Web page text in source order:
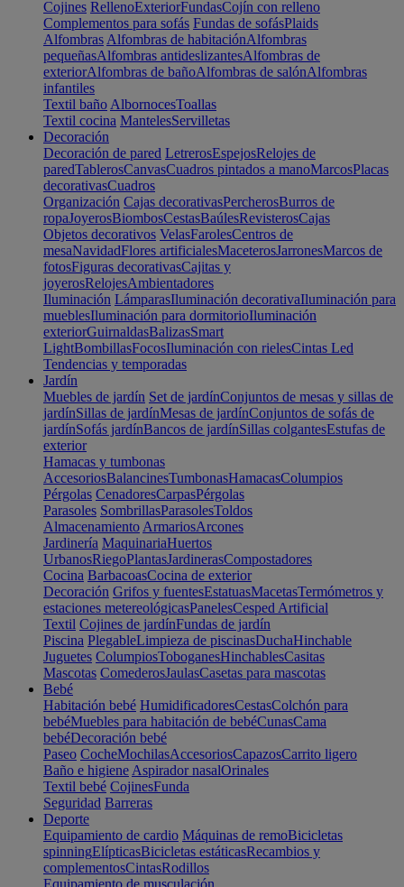
Cojines RellenoExteriorFundasCojín con relleno
Complementos para sofás Fundas de sofásPlaids
Alfombras Alfombras de habitaciónAlfombras
pequeñasAlfombras antideslizantesAlfombras de
exteriorAlfombras de bañoAlfombras de salónAlfombras
infantiles
Textil baño AlbornocesToallas
Textil cocina MantelesServilletas
Decoración
Decoración de pared LetrerosEspejosRelojes de
paredTablerosCanvasCuadros pintados a manoMarcosPlacas
decorativasCuadros
Organización Cajas decorativasPercherosBurros de
ropaJoyerosBiombosCestasBaúlesRevisterosCajas
Objetos decorativos VelasFarolesCentros de
mesaNavidadFlores artificialesMaceterosJarronesMarcos de
fotosFiguras decorativasCajitas y
joyerosRelojesAmbientadores
Iluminación LámparasIluminación decorativaIluminación para
mueblesIluminación para dormitorioIluminación
exteriorGuirnaldasBalizasSmart
LightBombillasFocosIluminación con rielesCintas Led
Tendencias y temporadas
Jardín
Muebles de jardín Set de jardínConjuntos de mesas y sillas de
jardínSillas de jardínMesas de jardínConjuntos de sofás de
jardínSofás jardínBancos de jardínSillas colgantesEstufas de
exterior
Hamacas y tumbonas
AccesoriosBalancinesTumbonasHamacasColumpios
Pérgolas CenadoresCarpasPérgolas
Parasoles SombrillasParasolesToldos
Almacenamiento ArmariosArcones
Jardinería MaquinariaHuertos
UrbanosRiegoPlantasJardinerasCompostadores
Cocina BarbacoasCocina de exterior
Decoración Grifos y fuentesEstatuasMacetasTermómetros y
estaciones metereológicasPanelesCesped Artificial
Textil Cojines de jardínFundas de jardín
Piscina PlegableLimpieza de piscinasDuchaHinchable
Juguetes ColumpiosToboganesHinchablesCasitas
Mascotas ComederosJaulasCasetas para mascotas
Bebé
Habitación bebé HumidificadoresCestasColchón para
bebéMuebles para habitación de bebéCunasCama
bebéDecoración bebé
Paseo CocheMochilasAccesoriosCapazosCarrito ligero
Baño e higiene Aspirador nasalOrinales
Textil bebé CojinesFunda
Seguridad Barreras
Deporte
Equipamiento de cardio Máquinas de remoBicicletas
spinningElípticasBicicletas estáticasRecambios y
complementosCintasRodillos
Equipamiento de musculación